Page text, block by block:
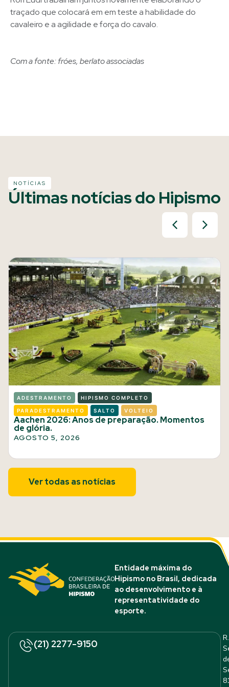
traçado que colocará em em teste a habilidade do
cavaleiro e a agilidade e força do cavalo.
Com a fonte: fróes, berlato associadas
NOTÍCIAS
Últimas notícias do Hipismo
ADESTRAMENTO HIPISMO COMPLETO
PARADESTRAMENTO SALTO VOLTEIO
Aachen 2026: Anos de preparação. Momentos
de glória.
AGOSTO 5, 2026
Ver todas as notícias
Entidade máxima do
Hipismo no Brasil, dedicada
ao desenvolvimento e à
representatividade do
esporte.
(21) 2277-9150
R.